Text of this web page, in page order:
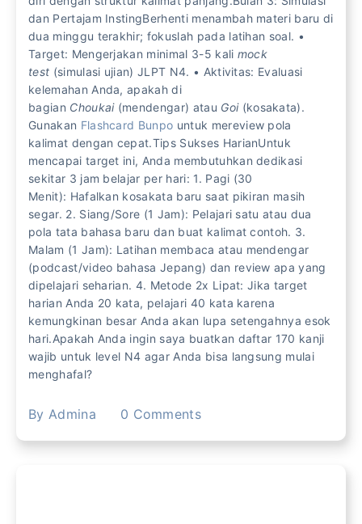
dan Pertajam InstingBerhenti menambah materi baru di
dua minggu terakhir; fokuslah pada latihan soal. •
Target: Mengerjakan minimal 3-5 kali mock
test (simulasi ujian) JLPT N4. • Aktivitas: Evaluasi
kelemahan Anda, apakah di
bagian Choukai(mendengar) atau Goi(kosakata).
Gunakan Flashcard Bunpo untuk mereview pola
kalimat dengan cepat.Tips Sukses HarianUntuk
mencapai target ini, Anda membutuhkan dedikasi
sekitar 3 jam belajar per hari: 1. Pagi (30
Menit): Hafalkan kosakata baru saat pikiran masih
segar. 2. Siang/Sore (1 Jam): Pelajari satu atau dua
pola tata bahasa baru dan buat kalimat contoh. 3.
Malam (1 Jam): Latihan membaca atau mendengar
(podcast/video bahasa Jepang) dan review apa yang
dipelajari seharian. 4. Metode 2x Lipat: Jika target
harian Anda 20 kata, pelajari 40 kata karena
kemungkinan besar Anda akan lupa setengahnya esok
hari.Apakah Anda ingin saya buatkan daftar 170 kanji
wajib untuk level N4 agar Anda bisa langsung mulai
menghafal?
By Admina 0 Comments